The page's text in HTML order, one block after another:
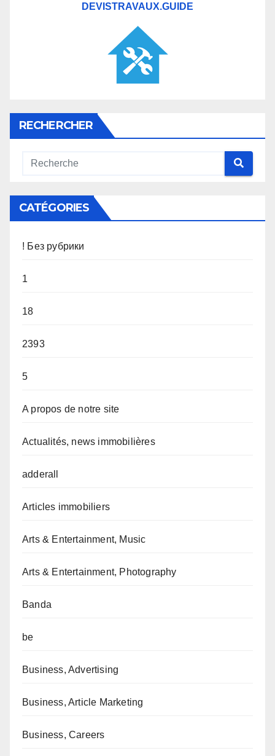
DEVISTRAVAUX.GUIDE
RECHERCHER
CATÉGORIES
! Без рубрики
1
18
2393
5
A propos de notre site
Actualités, news immobilières
adderall
Articles immobiliers
Arts & Entertainment, Music
Arts & Entertainment, Photography
Banda
be
Business, Advertising
Business, Article Marketing
Business, Careers